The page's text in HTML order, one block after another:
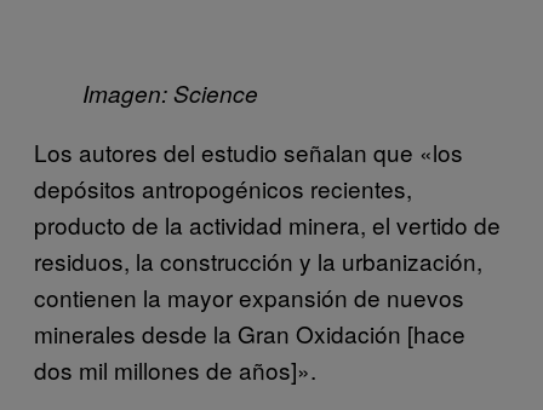
Imagen: Science
Los autores del estudio señalan que «los
depósitos antropogénicos recientes,
producto de la actividad minera, el vertido de
residuos, la construcción y la urbanización,
contienen la mayor expansión de nuevos
minerales desde la Gran Oxidación [hace
dos mil millones de años]».